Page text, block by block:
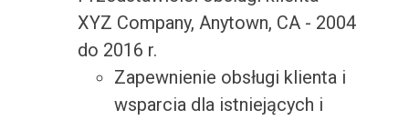
XYZ Company, Anytown, CA - 2004
do 2016 r.
Zapewnienie obsługi klienta i
wsparcia dla istniejących i